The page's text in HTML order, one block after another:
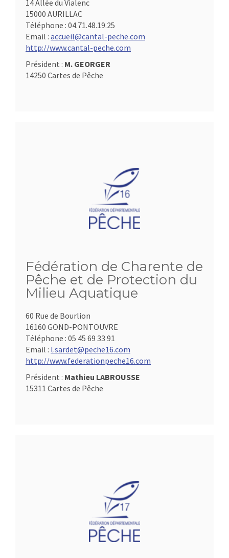
14 Allée du Vialenc
15000 AURILLAC
Téléphone : 04.71.48.19.25
Email : accueil@cantal-peche.com
http://www.cantal-peche.com
Président : M. GEORGER
14250 Cartes de Pêche
Fédération de Charente de
Pêche et de Protection du
Milieu Aquatique
60 Rue de Bourlion
16160 GOND-PONTOUVRE
Téléphone : 05 45 69 33 91
Email : l.sardet@peche16.com
http://www.federationpeche16.com
Président : Mathieu LABROUSSE
15311 Cartes de Pêche